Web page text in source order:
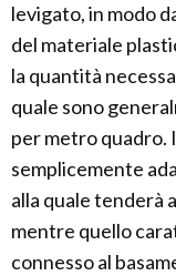
levigato, in modo
del materiale
la quantità
quale sono
per metro quadro.
semplicemente
alla quale tenderà
mentre quello
connesso al